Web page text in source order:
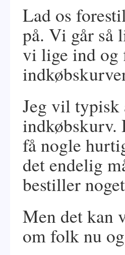
Lad os
på. Vi går så
vi lige ind og
Jeg vil typisk
få nogle
det endelig
bestiller
Men det kan
om folk nu